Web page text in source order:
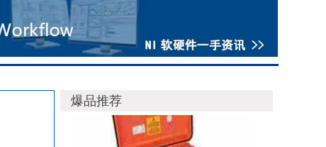
爆品推荐